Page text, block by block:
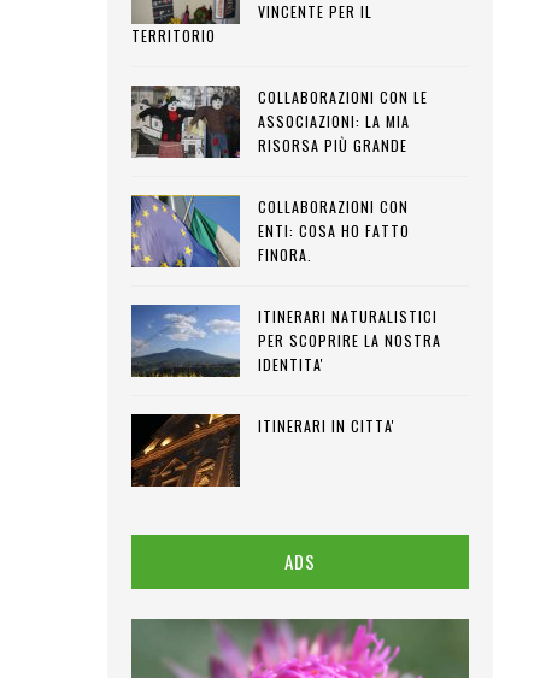
VINCENTE PER IL
TERRITORIO
COLLABORAZIONI CON LE
ASSOCIAZIONI: LA MIA
RISORSA PIÙ GRANDE
COLLABORAZIONI CON
ENTI: COSA HO FATTO
FINORA.
ITINERARI NATURALISTICI
PER SCOPRIRE LA NOSTRA
IDENTITA'
ITINERARI IN CITTA'
ADS